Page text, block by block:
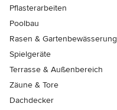
Pflasterarbeiten
Poolbau
Rasen & Gartenbewässerung
Spielgeräte
Terrasse & Außenbereich
Zäune & Tore
Dachdecker